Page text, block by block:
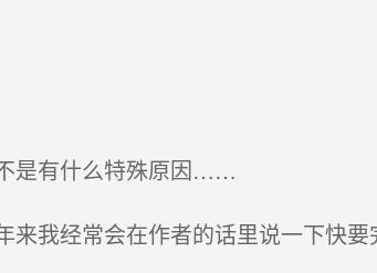
是有什么特殊原因……
我经常会在作者的话里说一下快要